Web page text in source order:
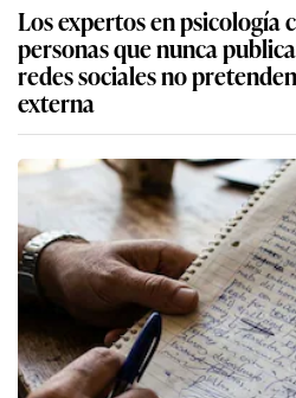
Los expertos en psicología
personas que nunca
redes sociales no
externa